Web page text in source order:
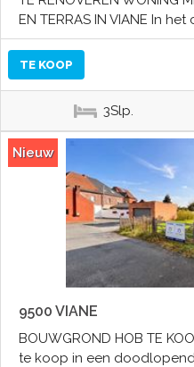
EN TERRAS IN VIANE In
TE KOOP
3Slp.
Nieuw
9500 VIANE
BOUWGROND HOB TE
te koop in een